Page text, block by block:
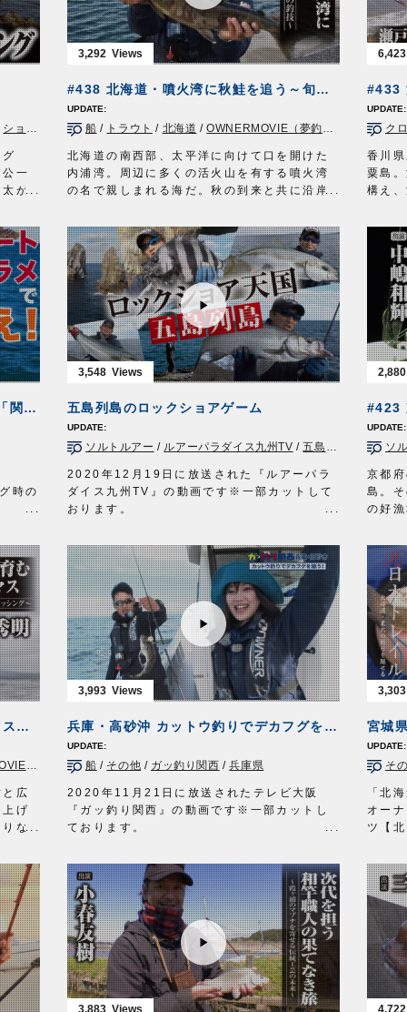
■使用アイテム
・Draw4 3.5号
・Draw4 モンスターザライド4号
・耐力エギスナップ
■撮影協力 島根県浜田市/渡船 正福丸様
フィッシングトリップ RCC中国放送 毎週
土曜日 5時00分～5時30分放送
https://fishingtrip.jp/
OWNERMOVIE http://ownertv.jp/
オーナーばりwebsite
りま
ルア
週土
ルア
ショア青物 /長崎県 /ショアジギング/ 青物
一
が
に対
ある
るこ
。
マガ
しま
送 毎
3,292
#438 北海道・噴火湾に秋鮭を追う～旬の魚に迫る熟練の釣技～
船 / トラウト / 北海道 /OWNERMOVIE（夢釣行）
北海道の南西部、太平洋に向けて口を開けた
内浦湾。周辺に多くの活火山を有する噴火湾
の名で親しまれる海だ。秋の到来と共に沿岸
のは、この時期、接岸するシロザケ。日本人
に馴染み深い魚は食味抜群な上にパワフルな
ファイトを堪能できる季節限定のターゲット
だ。
噴火湾の風物詩、秋味釣りに挑むのは田邉共
継さん。札幌の大手釣具店に３０年以上勤
め、この夏、第二の人生を歩み始めた。
遡上を前にしたシロザケは警戒心が強く、滅
多に口を使わない。一筋縄ではいかない旬の
魚に熟練の釣技を駆使し迫りゆく。
ロッド：アキアジ専用ロッド 13ft
リール：中型スピニングリール
メインライン：PE 2号
リーダー：フロロ 8号
ウキ：アキアジフロート LL
スプーン：アキアジスプーン 45g
タックル②
ロッド：アキアジ専用ロッド 11ft5in
リール：中型スピニングリール
メインライン：PE 1.5号
リーダー：フロロ 8号
ハリス：ナイロン 5号
ウキ：アキアジスティック 6号／8号
ルアー：タコベイト 1.5号
ハリ：カット フカセ 16号
OWNERMOVIEhttp://ownertv.jp/
オーナーばりwebsite
http://www.owner.co.jp
6,423
ク
香川
粟島
構え
の名
だ。
チヌ
点に
ら挑
な釣
感じ
れる。
タッ
竿：
キ）
道糸
ハリ
ウキ
ハリ：
タッ
キ）
道糸
ハリ
ウキ
ハリ：
放送
オー
ツインサポート船ヒラメで5kg超え!「関東釣りレポートVol.9」
時の
亜美
流
と、
。
ン
こ
3,548
五島列島のロックショアゲーム
ソルトルアー / ルアーパラダイス九州TV /五島列島 ヒラス
2020年12月19日に放送された『ルアーパラ
ダイス九州TV』の動画です※一部カットして
おります。
とスタッフ西浦伸至が、長崎県上五島の沖磯
に渡り、ヒラマサやヒラスズキを狙います。
本命はもちろん、アコウやまさかのイシダイ
も釣れ、五島列島の豊かな自然を満喫しまし
た。
■使用アイテム
・ST-66#4.5/0
・STX-68#4/0
・STX-58#2～3
投次郎 50g
■取材協力…平戸市宮之浦/丸銀釣りセンター
様
ルアーパラダイス九州TV TVQ九州放送 毎
週土曜日 朝5時30分～6時放送
OWNERMOVIE
http://ownertv.jp/
オーナーばりwebsite
http://lurepara.tsuribito.co.jp/
2,880
ソ
京都
島。
の好
カと
立つ
市の
スピ
で誘
き。
い尽
■タッ
ロッ
リー
リー
オモ
仕掛
エギ：
放送
#422 類稀な環境が育む金色のアメマス～熱泉沸く阿寒湖のトラウトフィッシング～
釣行）
広
げ
な
金色
類稀
込
グ
れる
。
コ
3,993
兵庫・高砂沖 カットウ釣りでデカフグを狙う
船 / その他 / ガッ釣り関西 /兵庫県
2020年11月21日に放送されたテレビ大阪
『ガッ釣り関西』の動画です※一部カットし
ております。
ーターののぞみさんに秋から冬にかけてシー
ズンとなる船からのカットウフグをみっちり
教えます。
基本的なテクニックからご紹介しております
ので、初心者の方もぜひご覧ください 。
■使用製品
・カットウシンカー 丸錘
・カットウ一角ふぐチラシ仕掛
・ムラムラふぐ喰わせ胴突
3,303
そ
「北
オー
ツ【
り。
刺身
れる
州屋
して
弊社
行釣
丁寧
かつ
3,883 4,722